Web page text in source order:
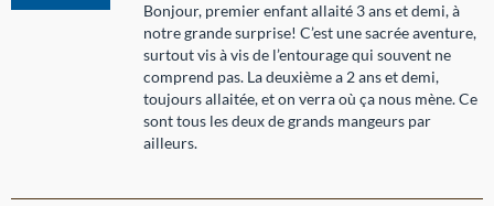
Bonjour, premier enfant allaité 3 ans et demi, à
notre grande surprise! C’est une sacrée aventure,
surtout vis à vis de l’entourage qui souvent ne
comprend pas. La deuxième a 2 ans et demi,
toujours allaitée, et on verra où ça nous mène. Ce
sont tous les deux de grands mangeurs par
ailleurs.